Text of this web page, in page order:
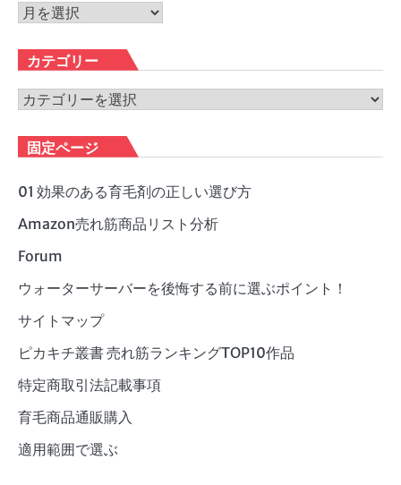
ア
カ
イ
ブ
カテゴリー
カ
ゴ
リ
ー
固定ページ
01 効果のある育毛剤の正しい選び方
Amazon売れ筋商品リスト分析
Forum
ウォーターサーバーを後悔する前に選ぶポイント！
サイトマップ
ピカキチ叢書 売れ筋ランキングTOP10作品
特定商取引法記載事項
育毛商品通販購入
適用範囲で選ぶ